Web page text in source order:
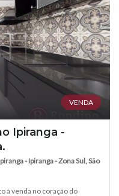
VENDA
Ipiranga -
- Ipiranga - Zona Sul, São
à venda no coração do